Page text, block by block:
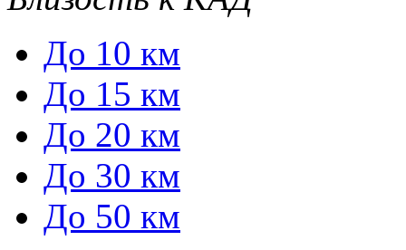
До 10 км
До 15 км
До 20 км
До 30 км
До 50 км